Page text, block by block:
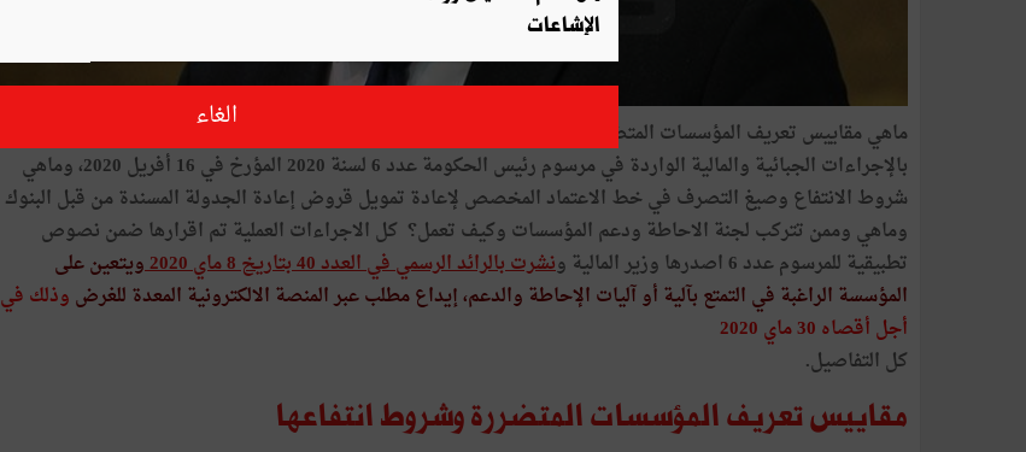
بالإجراءات الجبائية والمالية الواردة في مرسوم رئيس الحكومة عدد 6 لسنة 2020 المؤرخ في 16 أفريل 2020، وماهي
شروط الانتفاع وصيغ التصرف في خط الاعتماد المخصص لإعادة تمويل قروض إعادة الجدولة المسندة من قبل البنوك
وماهي وممن تتركب لجنة الاحاطة ودعم المؤسسات وكيف تعمل؟ كل الاجراءات العملية تم اقرارها ضمن نصوص
تطبيقية للمرسوم عدد 6 اصدرها وزير المالية و
نشرت بالرائد الرسمي في العدد 40 بتاريخ 8 ماي 2020
ويتعين على
المؤسسة الراغبة في التمتع بآلية أو آليات الإحاطة والدعم، إيداع مطلب عبر المنصة الالكترونية المعدة للغرض وذلك في
أجل أقصاه 30 ماي 2020
كل التفاصيل.
مقاييس تعريف المؤسسات المتضررة وشروط انتفاعها
الإشاعات
الغاء